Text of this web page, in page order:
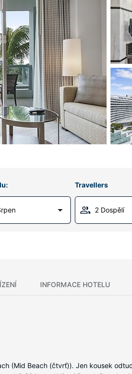
Travellers
2 Dospělí
INFORMACE HOTELU
(Mid Beach (čtvrť)). Jen kousek